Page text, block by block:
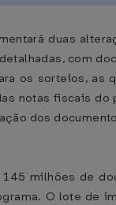
duas
com
os sorteios,
notas fiscais
dos
milhões de
O lote de